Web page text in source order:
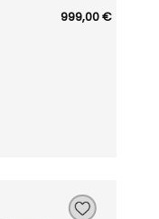
999,00 €